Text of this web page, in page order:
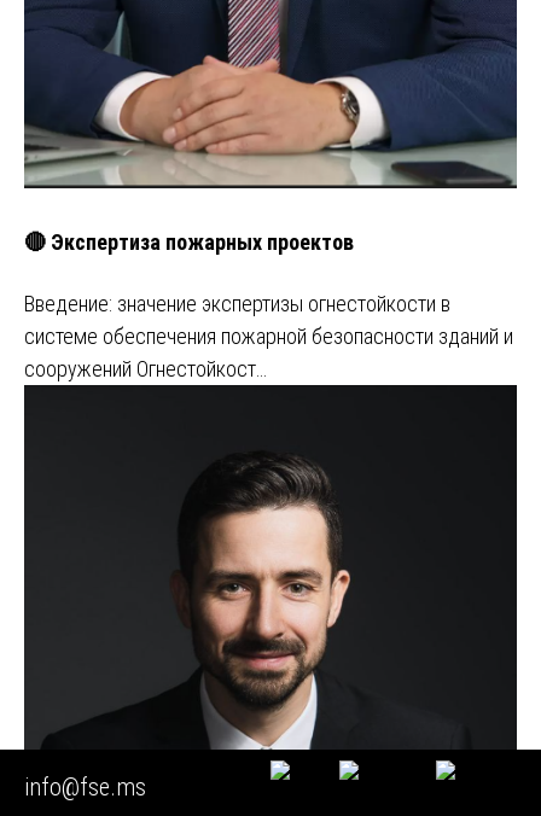
🔴 Экспертиза пожарных проектов
Введение: значение экспертизы огнестойкости в
системе обеспечения пожарной безопасности зданий и
сооружений Огнестойкост…
info@fse.ms